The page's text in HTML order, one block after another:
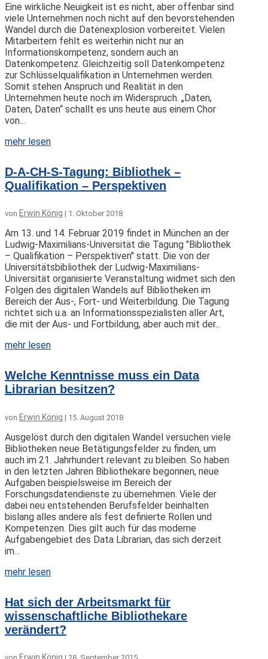
Eine wirkliche Neuigkeit ist es nicht, aber offenbar sind
viele Unternehmen noch nicht auf den bevorstehenden
Wandel durch die Datenexplosion vorbereitet. Vielen
Mitarbeitern fehlt es weiterhin nicht nur an
Informationskompetenz, sondern auch an
Datenkompetenz. Gleichzeitig soll Datenkompetenz
zur Schlüsselqualifikation in Unternehmen werden.
Somit stehen Anspruch und Realität in den
Unternehmen heute noch im Widerspruch. „Daten,
Daten, Daten“ schallt es uns heute aus einem Chor
von...
mehr lesen
D-A-CH-S-Tagung: Bibliothek –
Qualifikation – Perspektiven
von Erwin König | 1. Oktober 2018
Am 13. und 14. Februar 2019 findet in München an der
Ludwig-Maximilians-Universität die Tagung "Bibliothek
– Qualifikation – Perspektiven" statt. Die von der
Universitätsbibliothek der Ludwig-Maximilians-
Universität organisierte Veranstaltung widmet sich den
Folgen des digitalen Wandels auf Bibliotheken im
Bereich der Aus-, Fort- und Weiterbildung. Die Tagung
richtet sich u.a. an Informationsspezialisten aller Art,
die mit der Aus- und Fortbildung, aber auch mit der...
mehr lesen
Welche Kenntnisse muss ein Data
Librarian besitzen?
von Erwin König | 15. August 2018
Ausgelöst durch den digitalen Wandel versuchen viele
Bibliotheken neue Betätigungsfelder zu finden, um
auch im 21. Jahrhundert relevant zu bleiben. So haben
in den letzten Jahren Bibliothekare begonnen, neue
Aufgaben beispielsweise im Bereich der
Forschungsdatendienste zu übernehmen. Viele der
dabei neu entstehenden Berufsfelder beinhalten
bislang alles andere als fest definierte Rollen und
Kompetenzen. Dies gilt auch für das moderne
Aufgabengebiet des Data Librarian, das sich derzeit
im...
mehr lesen
Hat sich der Arbeitsmarkt für
wissenschaftliche Bibliothekare
verändert?